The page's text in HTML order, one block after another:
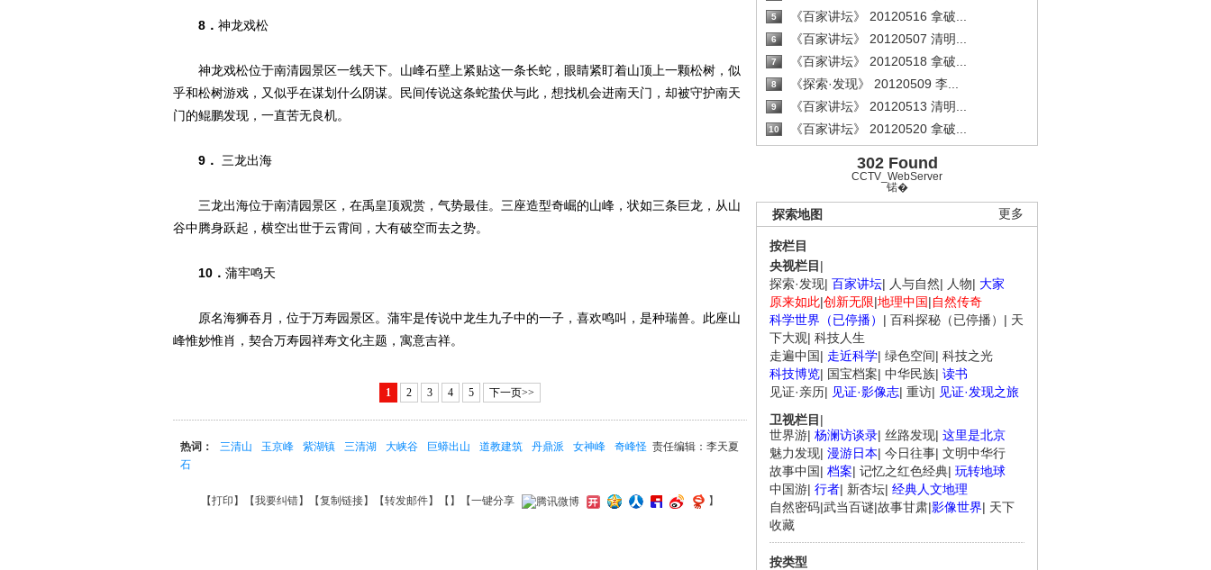
5 《百家讲坛》 20120516 拿破...
6 《百家讲坛》 20120507 清明...
7 《百家讲坛》 20120518 拿破...
8 《探索·发现》 20120509 李...
9 《百家讲坛》 20120513 清明...
10 《百家讲坛》 20120520 拿破...
302 Found
CCTV_WebServer
锘�
更多
探索地图
按栏目
央视栏目 |
探索·发现| 百家讲坛| 人与自然| 人物| 大家
原来如此|创新无限|地理中国|自然传奇
科学世界（已停播） | 百科探秘（已停播） | 天
下大观| 科技人生
走遍中国| 走近科学| 绿色空间| 科技之光
科技博览| 国宝档案| 中华民族| 读书
见证·亲历| 见证·影像志| 重访| 见证·发现之旅
卫视栏目 |
世界游| 杨澜访谈录| 丝路发现| 这里是北京
魅力发现| 漫游日本| 今日往事| 文明中华行
故事中国| 档案| 记忆之红色经典| 玩转地球
中国游| 行者| 新杏坛| 经典人文地理
自然密码|武当百谜|故事甘肃|影像世界| 天下
收藏
按类型
8． 神龙戏松
神龙戏松位于南清园景区一线天下。山峰石壁上紧贴这一条长蛇，眼睛紧盯着山顶上一颗松树，似
乎和松树游戏，又似乎在谋划什么阴谋。民间传说这条蛇蛰伏与此，想找机会进南天门，却被守护南天
门的鲲鹏发现，一直苦无良机。
9． 三龙出海
三龙出海位于南清园景区，在禹皇顶观赏，气势最佳。三座造型奇崛的山峰，状如三条巨龙，从山
谷中腾身跃起，横空出世于云霄间，大有破空而去之势。
10． 蒲牢鸣天
原名海狮吞月，位于万寿园景区。蒲牢是传说中龙生九子中的一子，喜欢鸣叫，是种瑞兽。此座山
峰惟妙惟肖，契合万寿园祥寿文化主题，寓意吉祥。
1 2 3 4 5 下一页>>
责任编辑：李天夏
热词： 三清山 玉京峰 紫湖镇 三清湖 大峡谷 巨蟒出山 道教建筑 丹鼎派 女神峰
奇峰怪
石
【打印 】【我要纠错】【复制链接】【转发邮件】【 】 【一键分享 】